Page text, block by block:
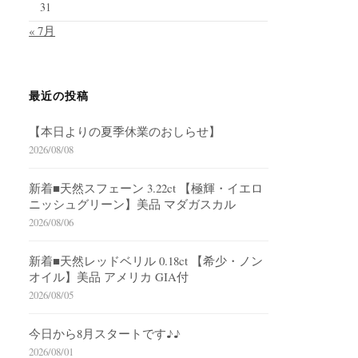
31
« 7月
最近の投稿
【本日よりの夏季休業のおしらせ】
2026/08/08
新着■天然スフェーン 3.22ct 【極輝・イエロ
ニッシュグリーン】美品 マダガスカル
2026/08/06
新着■天然レッドベリル 0.18ct 【希少・ノン
オイル】美品 アメリカ GIA付
2026/08/05
今日から8月スタートです♪♪
2026/08/01